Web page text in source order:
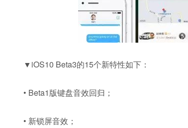
▼iOS10 Beta3的15个新特性如下：
• Beta1版键盘音效回归；
• 新锁屏音效；